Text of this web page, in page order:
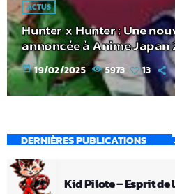
ACTUS
Hunter x Hunter : Une
annoncée à Anime Japan
today 19/02/2025 5973 13
DERNIÈRES PUBLICATIONS
Kid Pilote – Esprit de